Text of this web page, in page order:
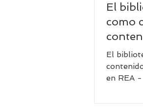
El
como
El
en REA